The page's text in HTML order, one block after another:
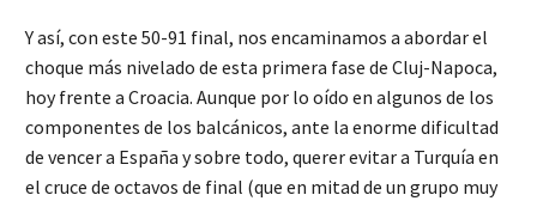
Y así, con este 50-91 final, nos encaminamos a abordar el
choque más nivelado de esta primera fase de Cluj-Napoca,
hoy frente a Croacia. Aunque por lo oído en algunos de los
componentes de los balcánicos, ante la enorme dificultad
de vencer a España y sobre todo, querer evitar a Turquía en
el cruce de octavos de final (que en mitad de un grupo muy